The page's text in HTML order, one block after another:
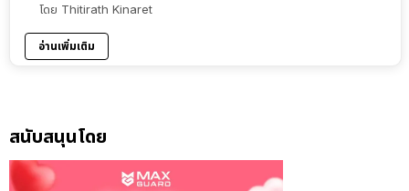
โดย Thitirath Kinaret
อ่านเพิ่มเติม
สนับสนุนโดย